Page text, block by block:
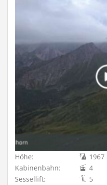
Höhe: 1967
Kabinenbahn:
4
Sessellift:
5